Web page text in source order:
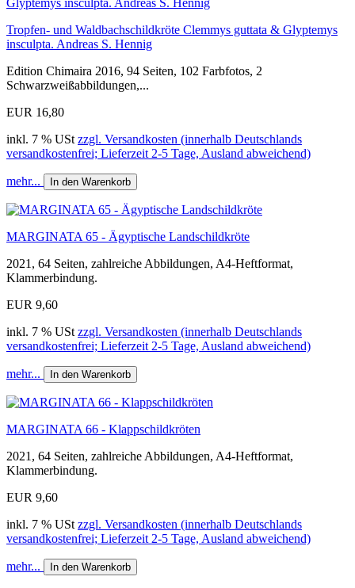
Tropfen- und Waldbachschildkröte Clemmys guttata & Glyptemys
insculpta. Andreas S. Hennig
Edition Chimaira 2016, 94 Seiten, 102 Farbfotos, 2
Schwarzweißabbildungen,...
EUR 16,80
inkl. 7 % USt zzgl. Versandkosten (innerhalb Deutschlands
versandkostenfrei; Lieferzeit 2-5 Tage, Ausland abweichend)
mehr... In den Warenkorb
MARGINATA 65 - Ägyptische Landschildkröte
2021, 64 Seiten, zahlreiche Abbildungen, A4-Heftformat,
Klammerbindung.
EUR 9,60
inkl. 7 % USt zzgl. Versandkosten (innerhalb Deutschlands
versandkostenfrei; Lieferzeit 2-5 Tage, Ausland abweichend)
mehr... In den Warenkorb
MARGINATA 66 - Klappschildkröten
2021, 64 Seiten, zahlreiche Abbildungen, A4-Heftformat,
Klammerbindung.
EUR 9,60
inkl. 7 % USt zzgl. Versandkosten (innerhalb Deutschlands
versandkostenfrei; Lieferzeit 2-5 Tage, Ausland abweichend)
mehr... In den Warenkorb